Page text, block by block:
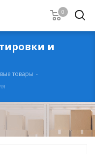
0
и
товары -